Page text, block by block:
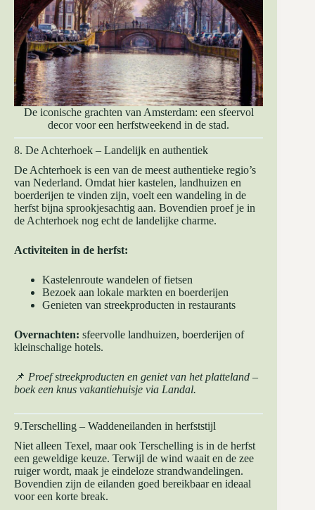
De iconische grachten van Amsterdam: een sfeervol
decor voor een herfstweekend in de stad.
8. De Achterhoek – Landelijk en authentiek
De Achterhoek is een van de meest authentieke regio’s
van Nederland. Omdat hier kastelen, landhuizen en
boerderijen te vinden zijn, voelt een wandeling in de
herfst bijna sprookjesachtig aan. Bovendien proef je in
de Achterhoek nog echt de landelijke charme.
Activiteiten in de herfst:
Kastelenroute wandelen of fietsen
Bezoek aan lokale markten en boerderijen
Genieten van streekproducten in restaurants
Overnachten: sfeervolle landhuizen, boerderijen of
kleinschalige hotels.
📌 Proef streekproducten en geniet van het platteland –
boek een knus vakantiehuisje via Landal.
9.Terschelling – Waddeneilanden in herfststijl
Niet alleen Texel, maar ook Terschelling is in de herfst
een geweldige keuze. Terwijl de wind waait en de zee
ruiger wordt, maak je eindeloze strandwandelingen.
Bovendien zijn de eilanden goed bereikbaar en ideaal
voor een korte break.